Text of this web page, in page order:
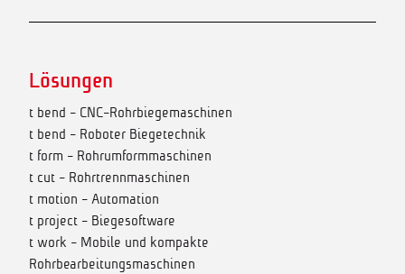
Lösungen
t bend - CNC-Rohrbiegemaschinen
t bend - Roboter Biegetechnik
t form - Rohrumformmaschinen
t cut - Rohrtrennmaschinen
t motion - Automation
t project - Biegesoftware
t work - Mobile und kompakte
Rohrbearbeitungsmaschinen